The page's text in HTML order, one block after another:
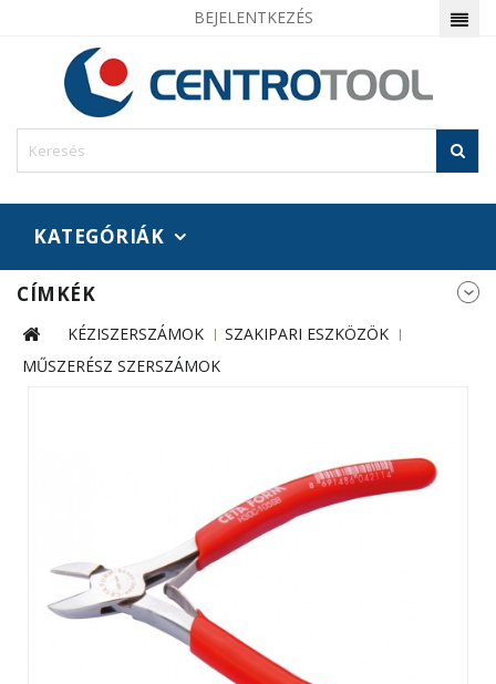
BEJELENTKEZÉS
KATEGÓRIÁK
CÍMKÉK
KÉZISZERSZÁMOK
SZAKIPARI ESZKÖZÖK
MŰSZERÉSZ SZERSZÁMOK